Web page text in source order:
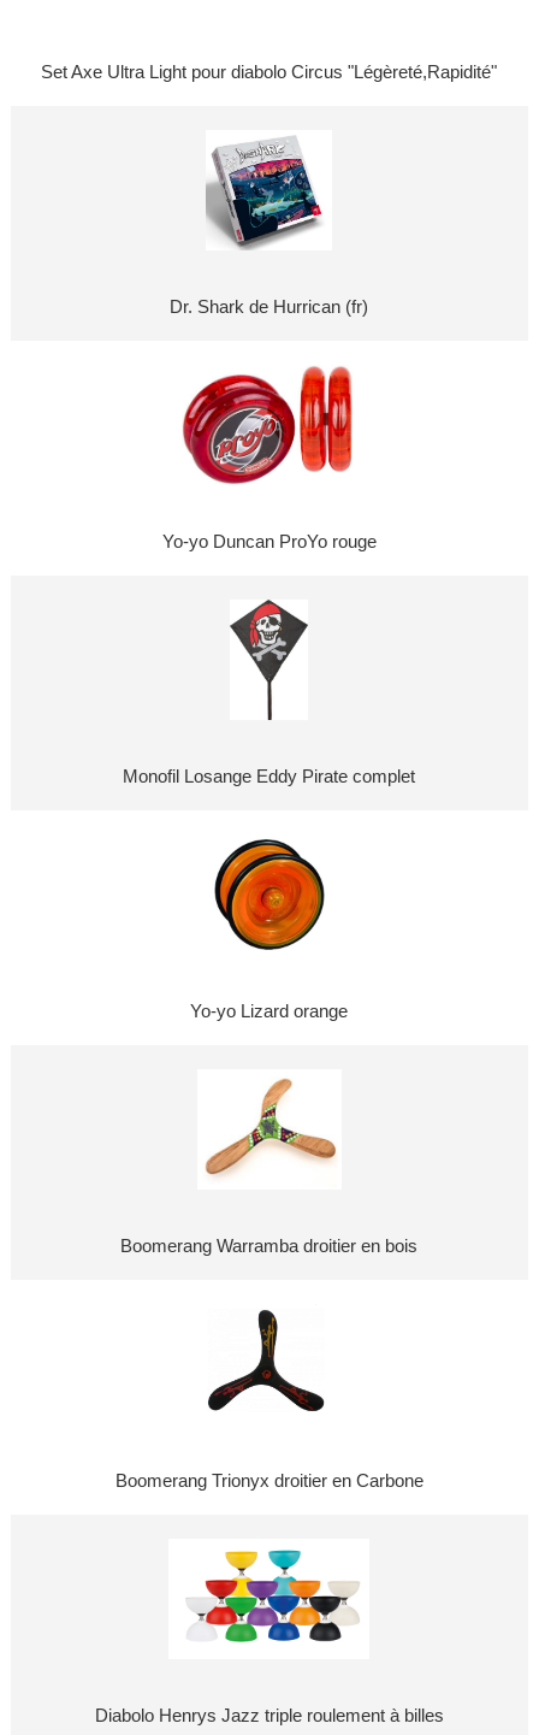
Set Axe Ultra Light pour diabolo Circus "Légèreté,Rapidité"
Dr. Shark de Hurrican (fr)
Yo-yo Duncan ProYo rouge
Monofil Losange Eddy Pirate complet
Yo-yo Lizard orange
Boomerang Warramba droitier en bois
Boomerang Trionyx droitier en Carbone
Diabolo Henrys Jazz triple roulement à billes